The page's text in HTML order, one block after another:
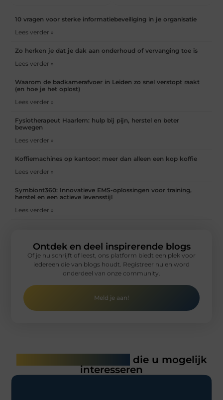
10 vragen voor sterke informatiebeveiliging in je organisatie
Lees verder »
Zo herken je dat je dak aan onderhoud of vervanging toe is
Lees verder »
Waarom de badkamerafvoer in Leiden zo snel verstopt raakt
(en hoe je het oplost)
Lees verder »
Fysiotherapeut Haarlem: hulp bij pijn, herstel en beter
bewegen
Lees verder »
Koffiemachines op kantoor: meer dan alleen een kop koffie
Lees verder »
Symbiont360: Innovatieve EMS-oplossingen voor training,
herstel en een actieve levensstijl
Lees verder »
Ontdek en deel inspirerende blogs
Of je nu schrijft of leest, ons platform biedt een plek voor
iedereen die van blogs houdt. Registreer nu en word
onderdeel van onze community.
Meld je aan!
die u mogelijk
interesseren